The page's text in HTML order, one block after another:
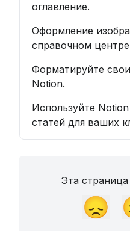
оглавление.
Оформление
справочном центре
Форматируйте
Notion.
Используйте
статей для ваших
Эта
😞